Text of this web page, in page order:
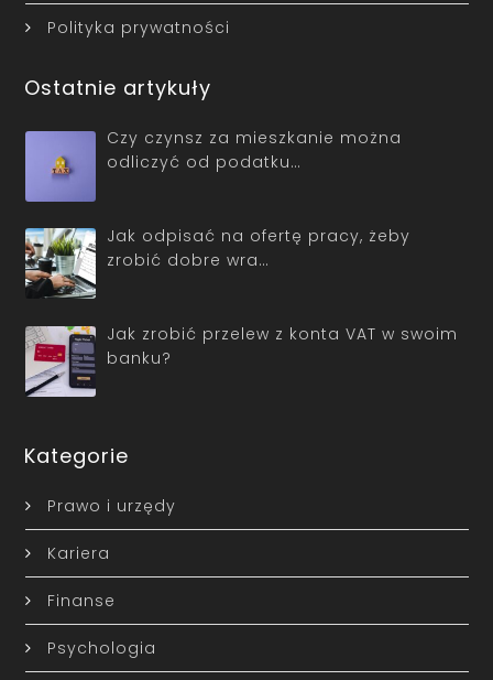
Polityka prywatności
Ostatnie artykuły
Czy czynsz za mieszkanie można
odliczyć od podatku…
Jak odpisać na ofertę pracy, żeby
zrobić dobre wra…
Jak zrobić przelew z konta VAT w swoim
banku?
Kategorie
Prawo i urzędy
Kariera
Finanse
Psychologia